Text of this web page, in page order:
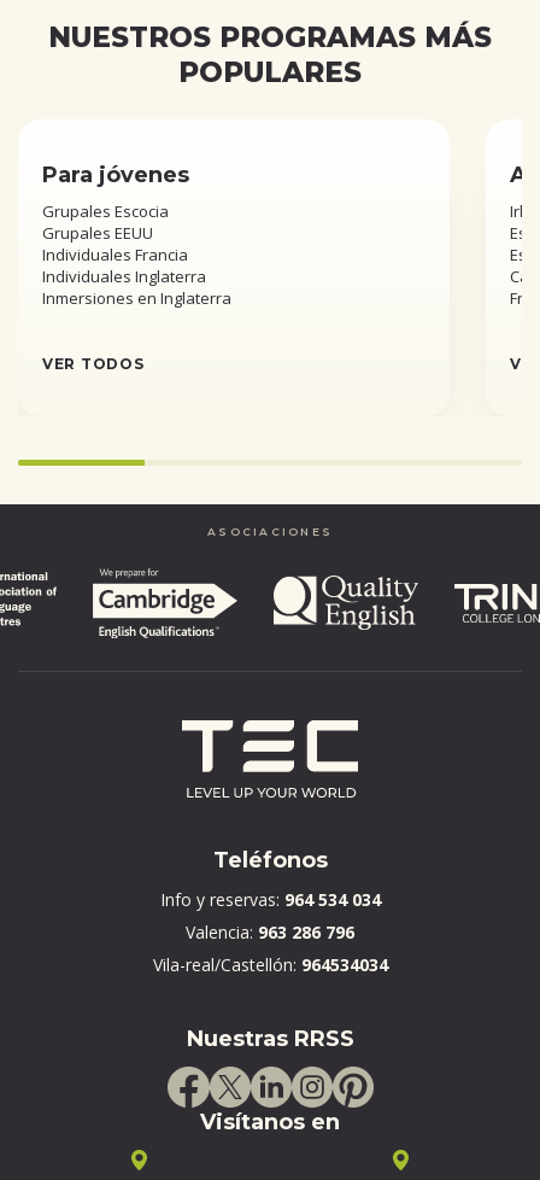
NUESTROS PROGRAMAS MÁS
POPULARES
Para jóvenes
Grupales Escocia
Grupales EEUU
Individuales Francia
Individuales Inglaterra
Inmersiones en Inglaterra
VER TODOS
25%
completed
ASOCIACIONES
Teléfonos
Info y reservas: 964 534 034
Valencia: 963 286 796
Vila-real/Castellón: 964534034
Nuestras RRSS
Visítanos en